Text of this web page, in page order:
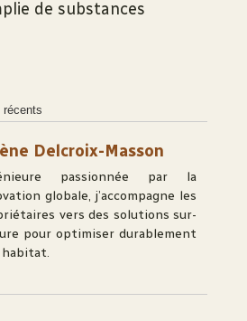
de substances
Delcroix-Masson
passionnée par la
globale, j’accompagne les
vers des solutions sur-
pour optimiser durablement